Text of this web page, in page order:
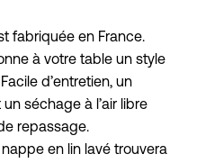
fabriquée en France.
à votre table un style
d’entretien, un
séchage à l’air libre
repassage.
en lin lavé trouvera